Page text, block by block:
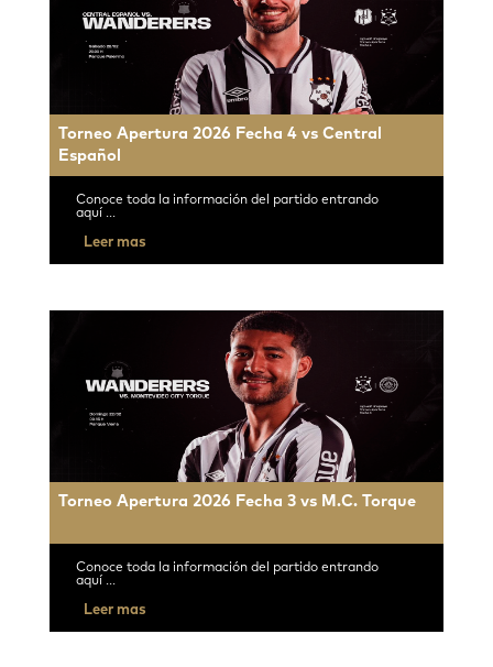
Torneo Apertura 2026 Fecha 4 vs Central
Español
Conoce toda la información del partido entrando
aquí ...
Leer mas
Torneo Apertura 2026 Fecha 3 vs M.C. Torque
Conoce toda la información del partido entrando
aquí ...
Leer mas